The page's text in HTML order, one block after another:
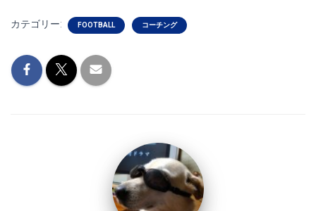
カテゴリー: FOOTBALL コーチング